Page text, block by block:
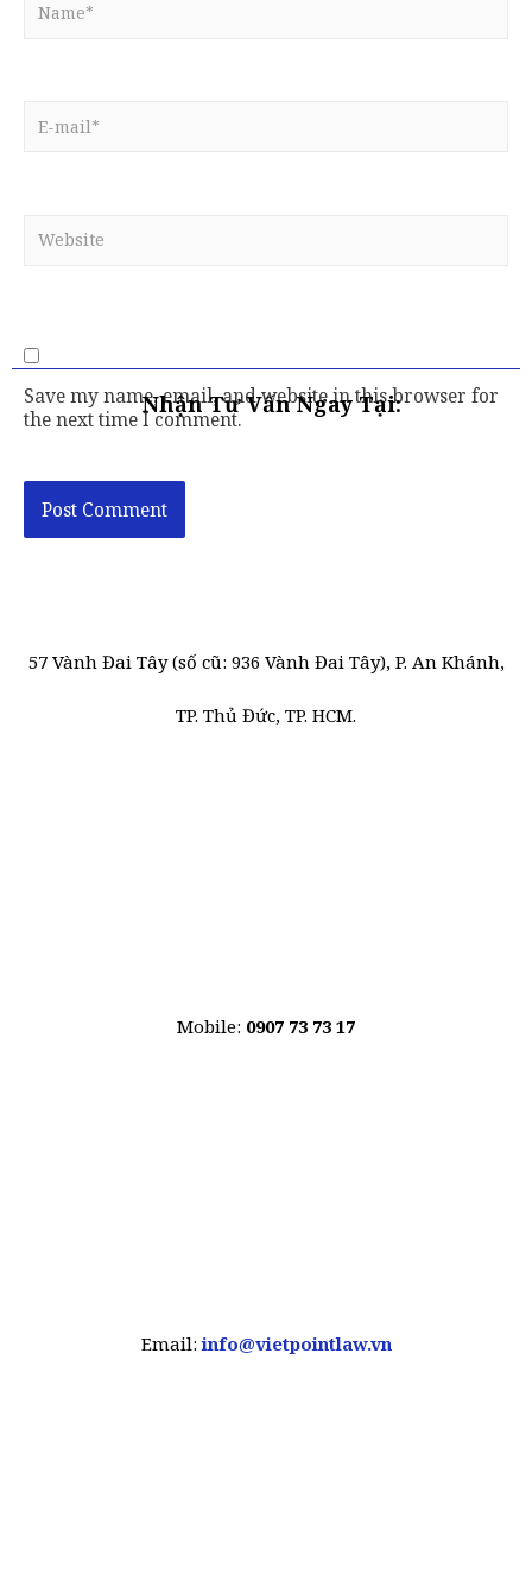
Save my name, email, and website in this browser for
the next time I comment.
Nhận Tư Vấn Ngay Tại:
57 Vành Đai Tây (số cũ: 936 Vành Đai Tây), P. An Khánh,
TP. Thủ Đức, TP. HCM.
Mobile: 0907 73 73 17
Email:info@vietpointlaw.vn